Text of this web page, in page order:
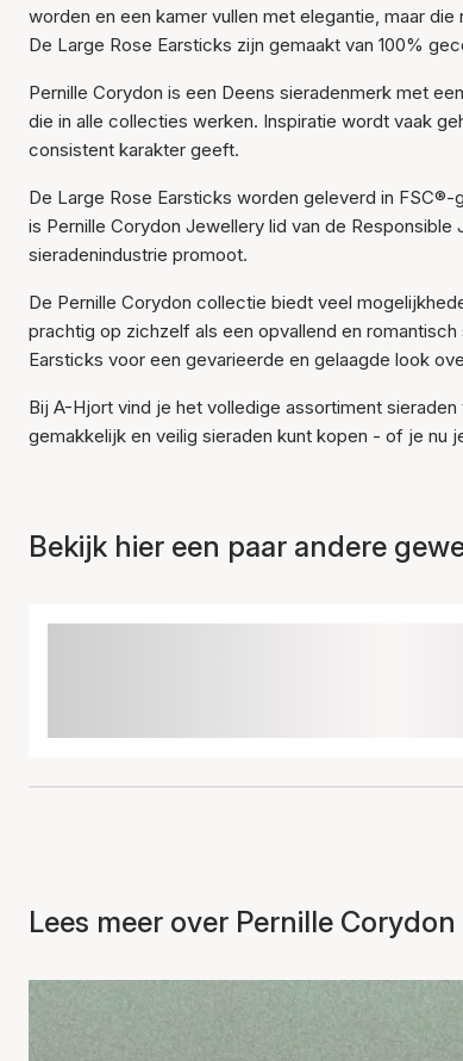
worden en een kamer vullen met elegantie, maar
De Large Rose Earsticks zijn gemaakt van 100%
Pernille Corydon is een Deens sieradenmerk met
die in alle collecties werken. Inspiratie wordt vaak
consistent karakter geeft.
De Large Rose Earsticks worden geleverd in
is Pernille Corydon Jewellery lid van de
sieradenindustrie promoot.
De Pernille Corydon collectie biedt veel
prachtig op zichzelf als een opvallend en
Earsticks voor een gevarieerde en gelaagde look
Bij A-Hjort vind je het volledige assortiment
gemakkelijk en veilig sieraden kunt kopen - of je
Bekijk hier een paar andere
Lees meer over Pernille